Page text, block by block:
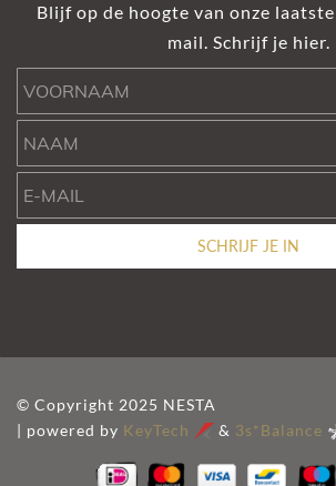
Blijf op de hoogte van onze
mail. Schrijf je hier.
SCHRIJF JE IN
© Copyright 2025 NESTA
| powered by KeyTech & 3s*Balance